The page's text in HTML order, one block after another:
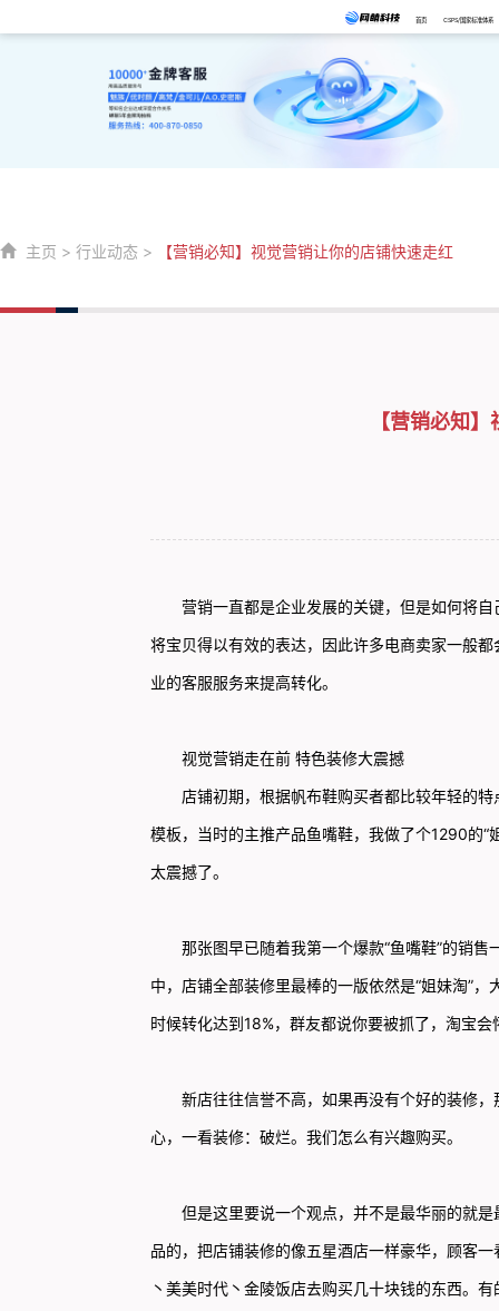
首页 CSPS/国家标准体系
主页 > 行业动态 > 【营销必知】视觉营销让你的店铺快速走红
【营销必知
营销一直都是企业发展的关键，但是如何将自
将宝贝得以有效的表达，因此许多电商卖家一般
业的客服服务来提高转化。
视觉营销走在前 特色装修大震撼
店铺初期，根据帆布鞋购买者都比较年轻的特
模板，当时的主推产品鱼嘴鞋，我做了个1290的
太震撼了。
那张图早已随着我第一个爆款“鱼嘴鞋”的销售
中，店铺全部装修里最棒的一版依然是“姐妹淘”
时候转化达到18%，群友都说你要被抓了，淘宝
新店往往信誉不高，如果再没有个好的装修，
心，一看装修：破烂。我们怎么有兴趣购买。
但是这里要说一个观点，并不是最华丽的就是
品的，把店铺装修的像五星酒店一样豪华，顾客
丶美美时代丶金陵饭店去购买几十块钱的东西。